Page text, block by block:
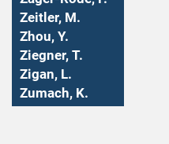
Zeitler, M.
Zhou, Y.
Ziegner, T.
Zigan, L.
Zumach, K.